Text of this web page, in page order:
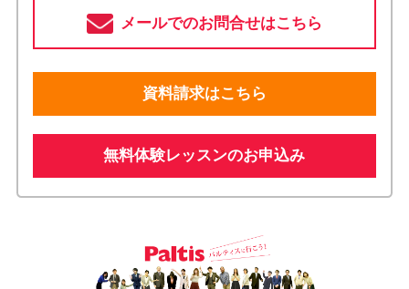
メールでのお問合せはこちら
資料請求はこちら
無料体験レッスンのお申込み